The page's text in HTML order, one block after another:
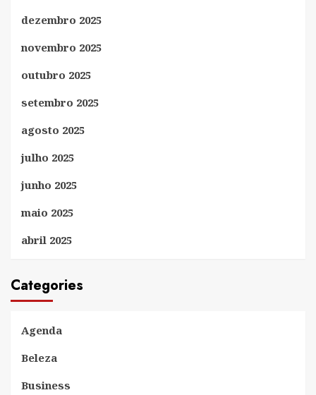
dezembro 2025
novembro 2025
outubro 2025
setembro 2025
agosto 2025
julho 2025
junho 2025
maio 2025
abril 2025
Categories
Agenda
Beleza
Business